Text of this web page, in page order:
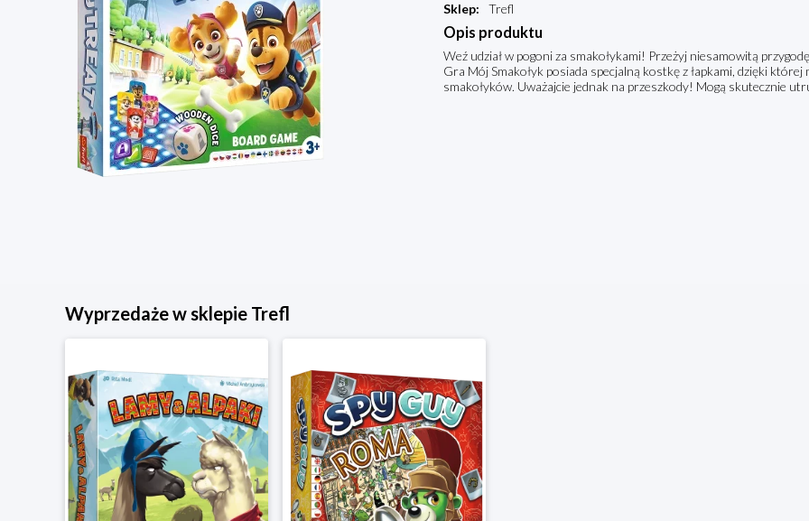
Sklep: Trefl
Opis produktu
Weź udział w pogoni za smakołykami! Przeżyj niesamowitą
Gra Mój Smakołyk posiada specjalną kostkę z łapkami, dzięki
smakołyków. Uważajcie jednak na przeszkody! Mogą skutecznie
Wyprzedaże w sklepie Trefl